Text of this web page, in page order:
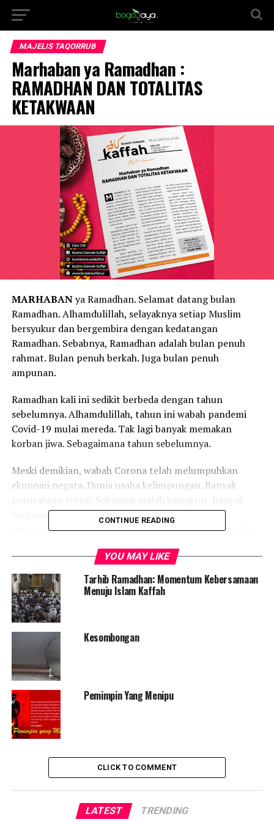
MAJELIS TAQORRUB
Marhaban ya Ramadhan :
RAMADHAN DAN TOTALITAS
KETAKWAAN
MARHABANya Ramadhan. Selamat datang bulan
Ramadhan. Alhamdulillah, selayaknya setiap Muslim
bersyukur dan bergembira dengan kedatangan
Ramadhan. Sebabnya, Ramadhan adalah bulan penuh
rahmat. Bulan penuh berkah. Juga bulan penuh
ampunan.
Ramadhan kali ini sedikit berbeda dengan tahun
sebelumnya. Alhamdulillah, tahun ini wabah pandemi
Covid-19 mulai mereda. Tak lagi banyak memakan
korban jiwa. Sebagaimana tahun sebelumnya.
Meski demikian, wabah Corona telah melumpuhkan
ekonomi negara. Dunia usaha kelimpungan. Banyak
karyawan dirumahkan. Tak sedikit di-PHK tanpa
pesangon. Akibatnya, banyaknya pengangguran makin
masih banyak yang merasakan kesulitan ekonomi.
Sampai saat ini pun belum kelihatan jelas tanda-tanda
kebangkitan kembali ekonomi masyarakat.
Di sisi lain, ada potensi “wabah” lain yang tak kalah
membahayakan. Di antaranya potensi wabah kesyirikan.
Paling mutakhir adalah kasus kesyirikan dalam
peresmian proyek IKN dan ajang MotoGP di Mandalika.
Ironisnya, keduanya difasilitasi oleh Pemerintah. Lebih
ironis lagi, tak sedikit yang memandang ritual syirik
tersebut sebagai bagian dari kearifan lokal.
Potensi wabah lainnya adalah wabah moderasi agama
agama ini jelas berbahaya karena menciptakan bencana
bagi agama (Islam). Lahirlah sinkretisme agama dalam
balutan istilahIslam Nusantara. Muncullah toleransi
agama yang kebablasan seperti ritual doa bersama lintas
agama, shalawatan di gereja, nikah beda agama, dll.
CONTINUE READING
YOU MAY LIKE
Tarhib Ramadhan: Momentum Kebersamaan
Menuju Islam Kaffah
Kesombongan
Pemimpin Yang Menipu
CLICK TO COMMENT
LATEST TRENDING